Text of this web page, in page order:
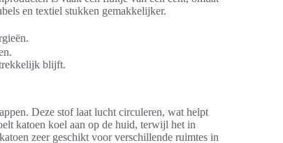
en textiel stukken gemakkelijker.
blijft.
Deze stof laat lucht circuleren, wat helpt
katoen koel aan op de huid, terwijl het in
zeer geschikt voor verschillende ruimtes in